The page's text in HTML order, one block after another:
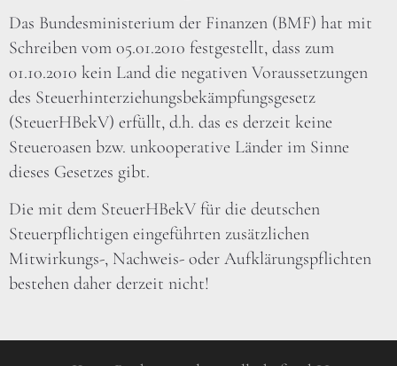
Das Bundesministerium der Finanzen (BMF) hat mit
Schreiben vom 05.01.2010 festgestellt, dass zum
01.10.2010 kein Land die negativen Voraussetzungen
des Steuerhinterziehungsbekämpfungsgesetz
(SteuerHBekV) erfüllt, d.h. das es derzeit keine
Steueroasen bzw. unkooperative Länder im Sinne
dieses Gesetzes gibt.
Die mit dem SteuerHBekV für die deutschen
Steuerpflichtigen eingeführten zusätzlichen
Mitwirkungs-, Nachweis- oder Aufklärungspflichten
bestehen daher derzeit nicht!